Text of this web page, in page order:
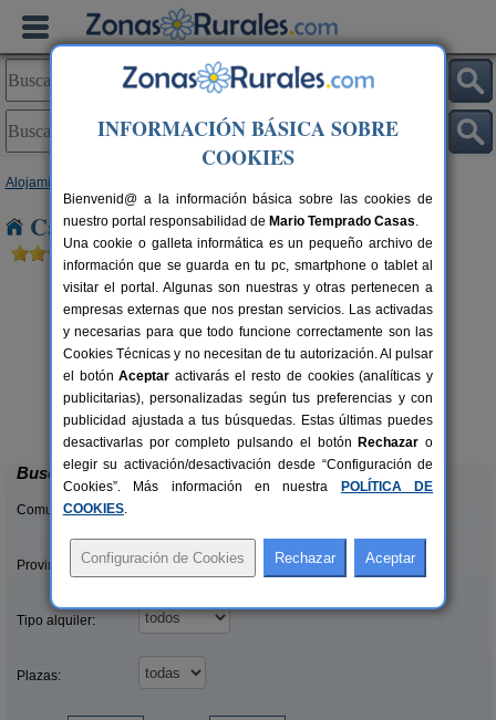
Alojamientos
Casas Rurales cerca de Peleas de Abajo
42+1 pers.
desde25 €
La Venta de los Arribes
Formariz de Sayago (Zamora)
Buscar
Comunidades:
Provincias/Islas:
Tipo alquiler:
Plazas:
INFORMACIÓN BÁSICA SOBRE
COOKIES
Bienvenid@ a la información básica sobre las cookies de
nuestro portal responsabilidad de Mario Temprado Casas.
Una cookie o galleta informática es un pequeño archivo de
información que se guarda en tu pc, smartphone o tablet al
visitar el portal. Algunas son nuestras y otras pertenecen a
empresas externas que nos prestan servicios. Las activadas
y necesarias para que todo funcione correctamente son las
Cookies Técnicas y no necesitan de tu autorización. Al pulsar
el botónAceptar activarás el resto de cookies (analíticas y
publicitarias), personalizadas según tus preferencias y con
publicidad ajustada a tus búsquedas. Estas últimas puedes
desactivarlas por completo pulsando el botón Rechazar o
elegir su activación/desactivación desde “Configuración de
Cookies”. Más información en nuestra
POLÍTICA DE
COOKIES.